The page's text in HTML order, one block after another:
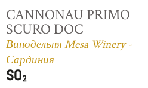
CANNONAU PRIMO
SCURO DOC
Винодельня Mesa Winery -
Сардиния